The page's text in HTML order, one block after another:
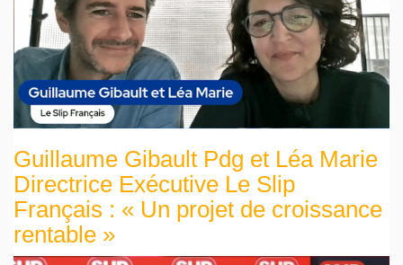
Guillaume Gibault Pdg et Léa Marie
Directrice Exécutive Le Slip
Français : « Un projet de croissance
rentable »